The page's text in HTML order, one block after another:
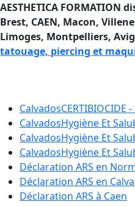
AESTHETICA
Brest, CAEN, Macon,
Limoges, Montpelliers,
tatouage, piercing et
CalvadosCERTIBIOCIDE -
CalvadosHygiène Et
CalvadosHygiène Et
CalvadosHygiène Et
Déclaration ARS en
Déclaration ARS en
Déclaration ARS à Caen